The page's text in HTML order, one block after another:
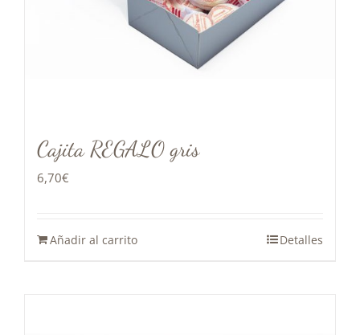
Cajita REGALO gris
6,70€
Añadir al carrito Detalles